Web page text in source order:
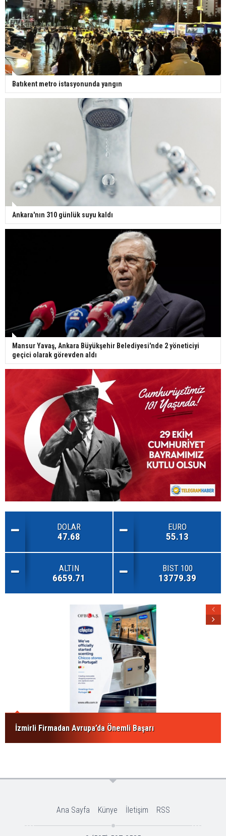
Batıkent metro istasyonunda yangın
Ankara'nın 310 günlük suyu kaldı
Mansur Yavaş, Ankara Büyükşehir Belediyesi'nde 2 yöneticiyi
geçici olarak görevden aldı
DOLAR
47.68
EURO
55.13
ALTIN
6659.71
BIST 100
13779.39
İzmirli Firmadan Avrupa’da Önemli Başarı
Ana Sayfa Künye İletişim RSS